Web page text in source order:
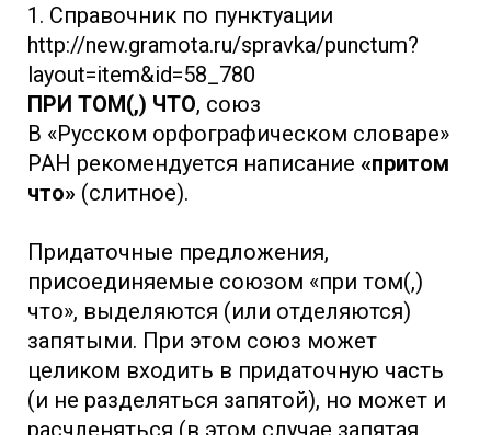
1. Справочник по пунктуации
http://new.gramota.ru/spravka/punctum?
layout=item&id=58_780
ПРИ ТОМ(,) ЧТО, союз
В «Русском орфографическом словаре»
РАН рекомендуется написание «притом
что» (слитное).
Придаточные предложения,
присоединяемые союзом «при том(,)
что», выделяются (или отделяются)
запятыми. При этом союз может
целиком входить в придаточную часть
(и не разделяться запятой), но может и
расчленяться (в этом случае запятая